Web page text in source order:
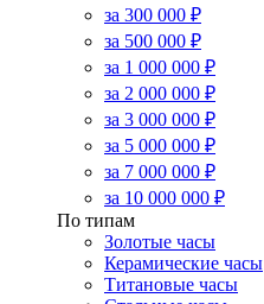
за 300 000 ₽
за 500 000 ₽
за 1 000 000 ₽
за 2 000 000 ₽
за 3 000 000 ₽
за 5 000 000 ₽
за 7 000 000 ₽
за 10 000 000 ₽
По типам
Золотые часы
Керамические часы
Титановые часы